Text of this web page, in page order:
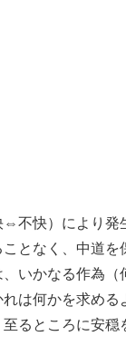
⇔不快）により発
となく、中道を
いかなる作為（
は何かを求める
るところに安穏